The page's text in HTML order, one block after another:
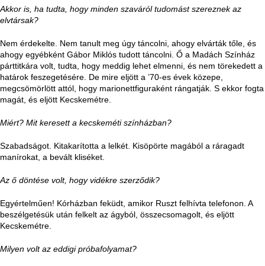
Akkor is, ha tudta, hogy minden szaváról tudomást szereznek az
elvtársak?
Nem érdekelte. Nem tanult meg úgy táncolni, ahogy elvárták tőle, és
ahogy egyébként Gábor Miklós tudott táncolni. Ő a Madách Színház
párttitkára volt, tudta, hogy meddig lehet elmenni, és nem törekedett a
határok feszegetésére. De mire eljött a ’70-es évek közepe,
megcsömörlött attól, hogy marionettfiguraként rángatják. S ekkor fogta
magát, és eljött Kecskemétre.
Miért? Mit keresett a kecskeméti színházban?
Szabadságot. Kitakarította a lelkét. Kisöpörte magából a ráragadt
manírokat, a bevált kliséket.
Az ő döntése volt, hogy vidékre szerződik?
Egyértelműen! Kórházban feküdt, amikor Ruszt felhívta telefonon. A
beszélgetésük után felkelt az ágyból, összecsomagolt, és eljött
Kecskemétre.
Milyen volt az eddigi próbafolyamat?